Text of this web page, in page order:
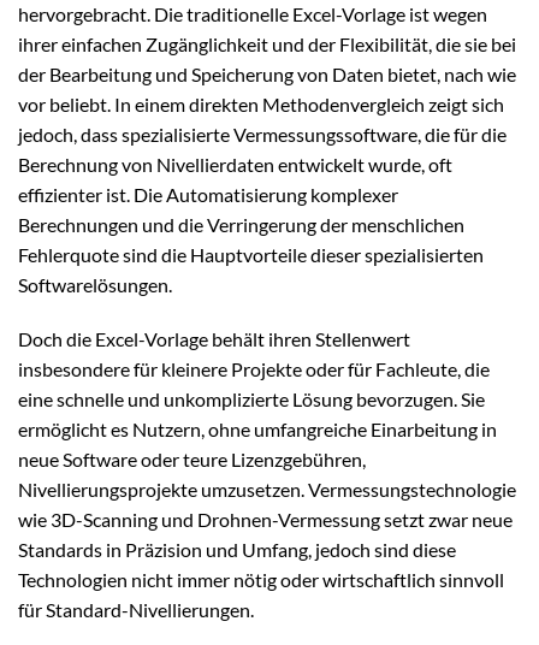
hervorgebracht. Die traditionelle Excel-Vorlage ist wegen
ihrer einfachen Zugänglichkeit und der Flexibilität, die sie bei
der Bearbeitung und Speicherung von Daten bietet, nach wie
vor beliebt. In einem direkten Methodenvergleich zeigt sich
jedoch, dass spezialisierte Vermessungssoftware, die für die
Berechnung von Nivellierdaten entwickelt wurde, oft
effizienter ist. Die Automatisierung komplexer
Berechnungen und die Verringerung der menschlichen
Fehlerquote sind die Hauptvorteile dieser spezialisierten
Softwarelösungen.
Doch die Excel-Vorlage behält ihren Stellenwert
insbesondere für kleinere Projekte oder für Fachleute, die
eine schnelle und unkomplizierte Lösung bevorzugen. Sie
ermöglicht es Nutzern, ohne umfangreiche Einarbeitung in
neue Software oder teure Lizenzgebühren,
Nivellierungsprojekte umzusetzen. Vermessungstechnologie
wie 3D-Scanning und Drohnen-Vermessung setzt zwar neue
Standards in Präzision und Umfang, jedoch sind diese
Technologien nicht immer nötig oder wirtschaftlich sinnvoll
für Standard-Nivellierungen.